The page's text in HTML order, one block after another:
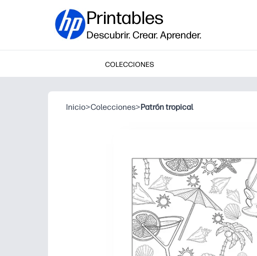
Printables
Descubrir. Crear. Aprender.
COLECCIONES
Inicio>Colecciones>Patrón tropical